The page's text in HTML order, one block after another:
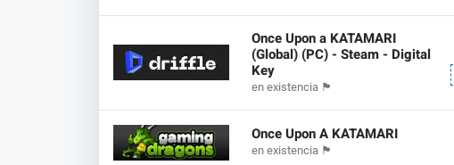
Once Upon a KATAMARI
(Global) (PC) - Steam - Digital
Key
en existencia 🏴
Once Upon A KATAMARI
en existencia 🏴